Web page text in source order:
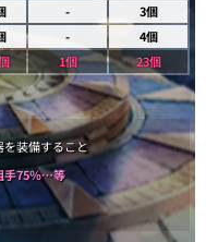
-
3個
-
4個
1個 23個
装備すること
手75％…等